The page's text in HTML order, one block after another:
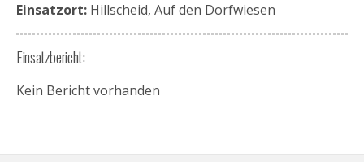
Einsatzort: Hillscheid, Auf den Dorfwiesen
Einsatzbericht:
Kein Bericht vorhanden